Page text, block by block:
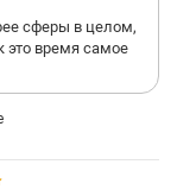
сферы в целом,
это время самое